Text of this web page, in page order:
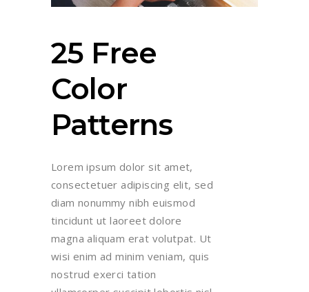
25 Free
Color
Patterns
Lorem ipsum dolor sit amet,
consectetuer adipiscing elit, sed
diam nonummy nibh euismod
tincidunt ut laoreet dolore
magna aliquam erat volutpat. Ut
wisi enim ad minim veniam, quis
nostrud exerci tation